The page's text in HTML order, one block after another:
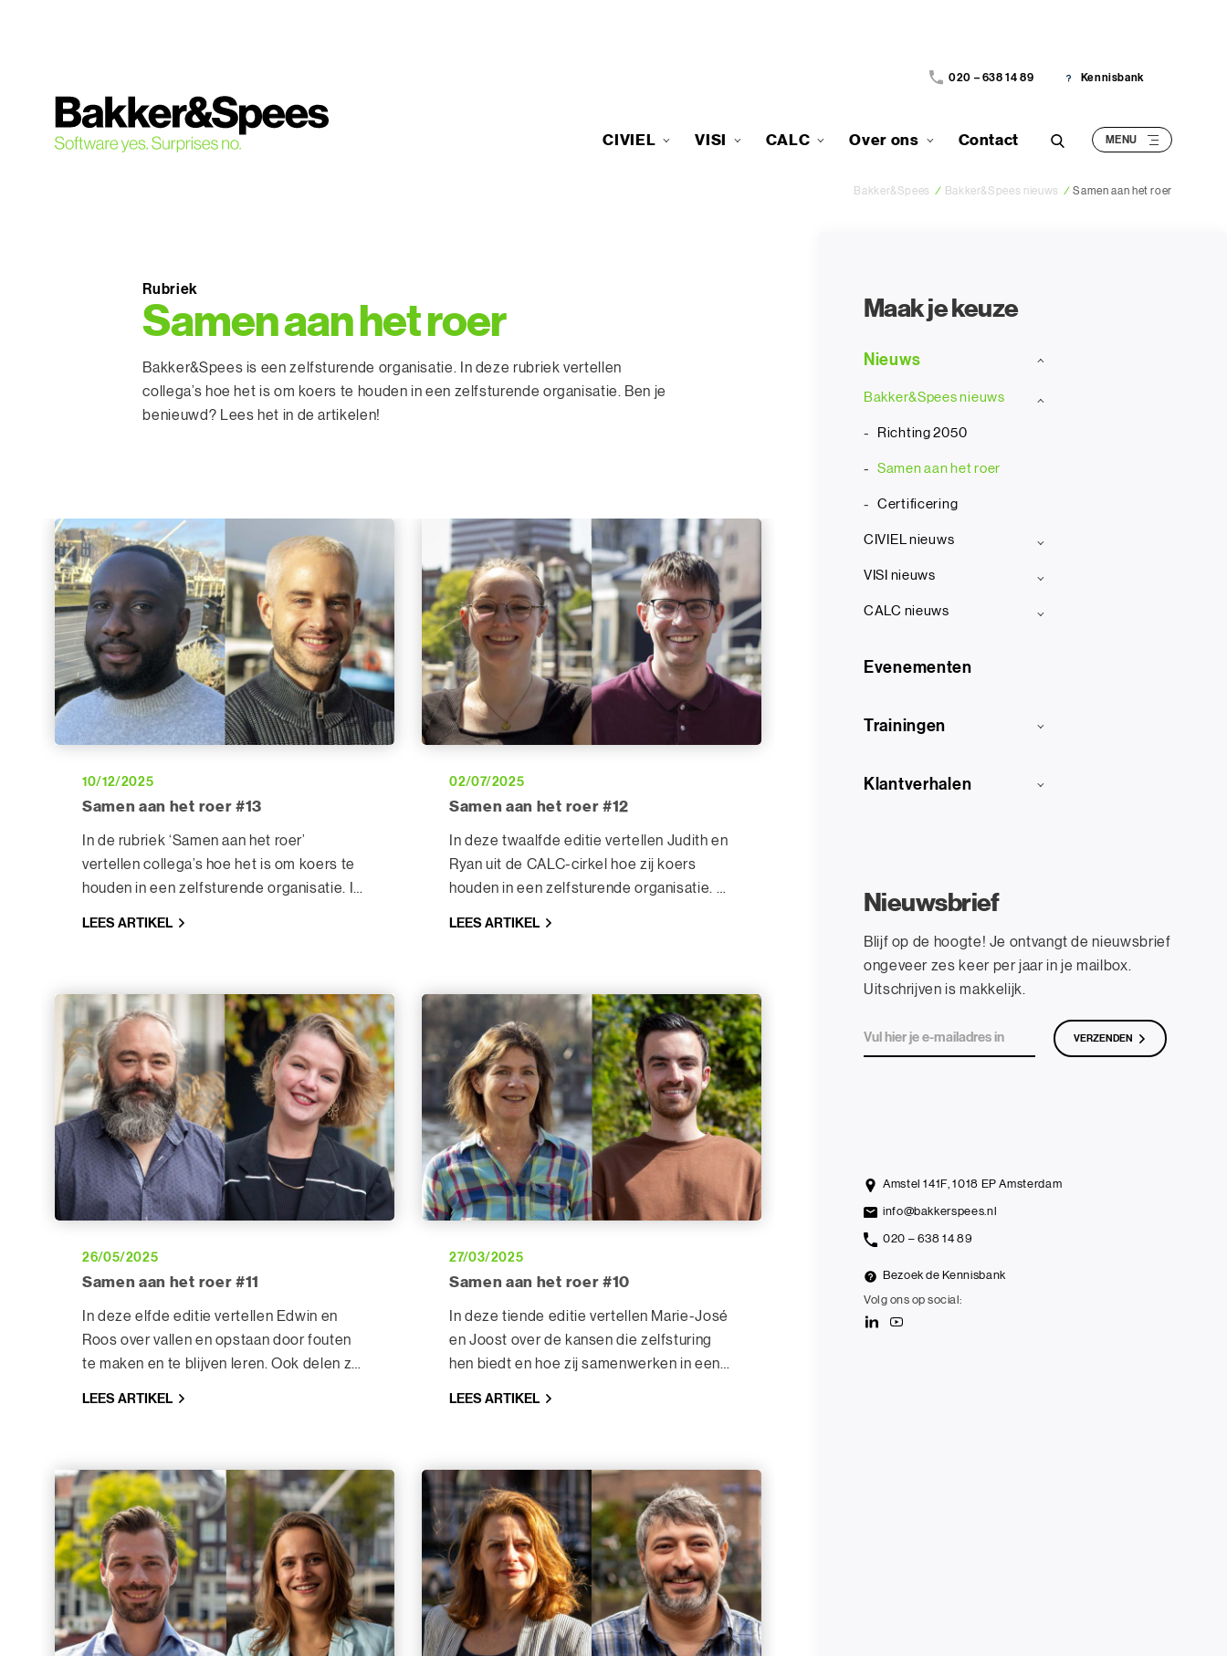
020 – 638 14 89 Kennisbank
CIVIEL VISI CALC Over ons Contact
Bakker&Spees / Bakker&Spees nieuws / Samen aan het roer
Rubriek
Samen aan het roer
Bakker&Spees is een zelfsturende organisatie. In deze rubriek vertellen
collega’s hoe het is om koers te houden in een zelfsturende organisatie. Ben je
benieuwd? Lees het in de artikelen!
10/12/2025
Samen aan het roer #13
In de rubriek ‘Samen aan het roer’
vertellen collega’s hoe het is om koers te
houden in een zelfsturende organisatie. In
vanaf het sollicitatiegesprek enthousiast
over de vrijheid en verantwoordelijkheid
die bij zelfsturing horen. In dit interview
delen ze hoe ze hun eigen koers bepalen
en wat de zelfsturende bedrijfscultuur
voor hun dagelijks werk betekent.
LEES ARTIKEL
02/07/2025
Samen aan het roer #12
In deze twaalfde editie vertellen Judith en
Ryan uit de CALC-cirkel hoe zij koers
houden in een zelfsturende organisatie. Zij
LEES ARTIKEL
26/05/2025
Samen aan het roer #11
In deze elfde editie vertellen Edwin en
Roos over vallen en opstaan door fouten
te maken en te blijven leren. Ook delen ze
LEES ARTIKEL
27/03/2025
Samen aan het roer #10
In deze tiende editie vertellen Marie-José
en Joost over de kansen die zelfsturing
hen biedt en hoe zij samenwerken in een
LEES ARTIKEL
Maak je keuze
Nieuws
Bakker&Spees nieuws
Richting 2050
Samen aan het roer
Certificering
CIVIEL nieuws
VISI nieuws
CALC nieuws
Evenementen
Trainingen
Klantverhalen
Nieuwsbrief
Blijf op de hoogte! Je ontvangt de nieuwsbrief
ongeveer zes keer per jaar in je mailbox.
Uitschrijven is makkelijk.
VERZENDEN
Amstel 141F, 1018 EP Amsterdam
info@bakkerspees.nl
020 – 638 14 89
Bezoek de Kennisbank
Volg ons op social: